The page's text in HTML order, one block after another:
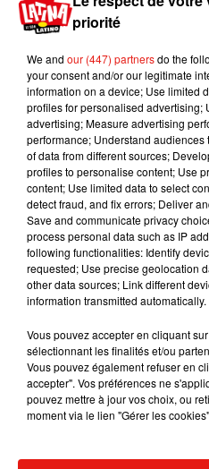
bien évidemment, être
générosité des
projet.
Une partie
même reversée à une
année, nous avons
le travail de Terrence
mission est de mettre fin
au Royaume-Uni».
Mundo Latino
Le
en
priorité
We and our (447) partnersdo the
your consent and/or our legitimate
information on a device; Use limited
profiles for personalised advertising;
advertising; Measure advertising
performance; Understand
of data from different sources;
profiles to personalise content; Use
content; Use limited data to select
detect fraud, and fix errors; Deliver
Save and communicate privacy
process personal data such as IP
following functionalities: Identify
requested; Use precise geolocation
other data sources; Link different
information transmitted automatically.
Vous pouvez accepter en cliquant
sélectionnant les finalités et/ou
Vous pouvez également refuser en
accepter". Vos préférences ne
pouvez mettre à jour vos choix, ou
moment via le lien "Gérer les